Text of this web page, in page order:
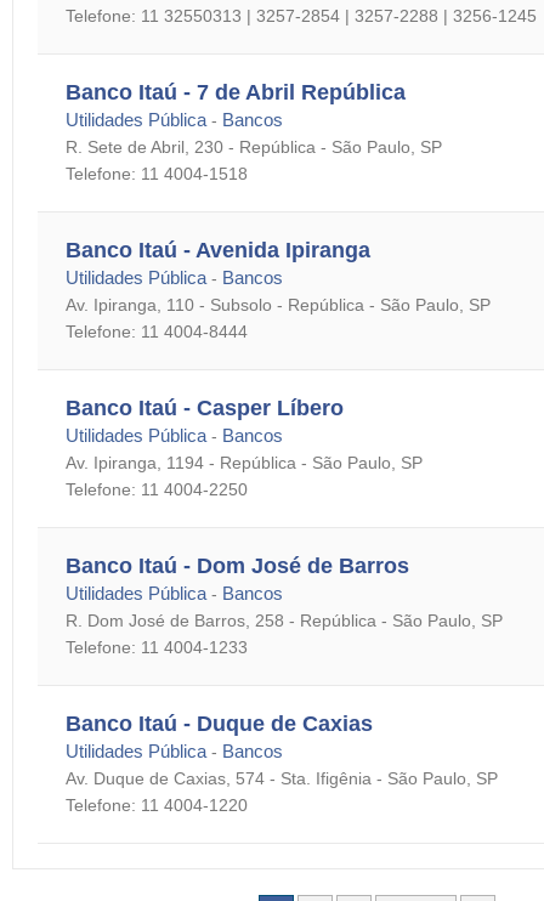
Telefone: 11 32550313 | 3257-2854 | 3257-2288 | 3256-1245
Banco Itaú - 7 de Abril República
Utilidades Pública - Bancos
R. Sete de Abril, 230 - República - São Paulo, SP
Telefone: 11 4004-1518
Banco Itaú - Avenida Ipiranga
Utilidades Pública - Bancos
Av. Ipiranga, 110 - Subsolo - República - São Paulo, SP
Telefone: 11 4004-8444
Banco Itaú - Casper Líbero
Utilidades Pública - Bancos
Av. Ipiranga, 1194 - República - São Paulo, SP
Telefone: 11 4004-2250
Banco Itaú - Dom José de Barros
Utilidades Pública - Bancos
R. Dom José de Barros, 258 - República - São Paulo, SP
Telefone: 11 4004-1233
Banco Itaú - Duque de Caxias
Utilidades Pública - Bancos
Av. Duque de Caxias, 574 - Sta. Ifigênia - São Paulo, SP
Telefone: 11 4004-1220